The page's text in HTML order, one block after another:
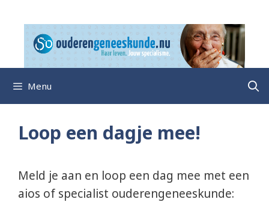
naar
Menu
Loop een dagje mee!
Meld je aan en loop een dag mee met een
aios of specialist ouderengeneeskunde: